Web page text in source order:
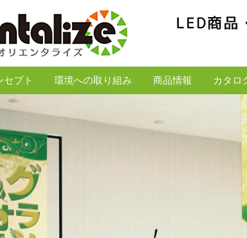
セプト 環境への取り組み 商品情報 カタロ